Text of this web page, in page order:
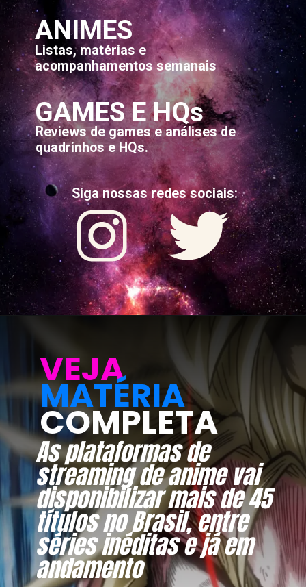
ANIMES
Listas, matérias e
acompanhamentos semanais
GAMES E HQs
Reviews de games e análises de
quadrinhos e HQs.
Siga nossas redes sociais:
VEJA
MATÉRIA
COMPLETA
As plataformas de
streaming de anime vai
disponibilizar mais de 45
títulos no Brasil, entre
séries inéditas e já em
andamento